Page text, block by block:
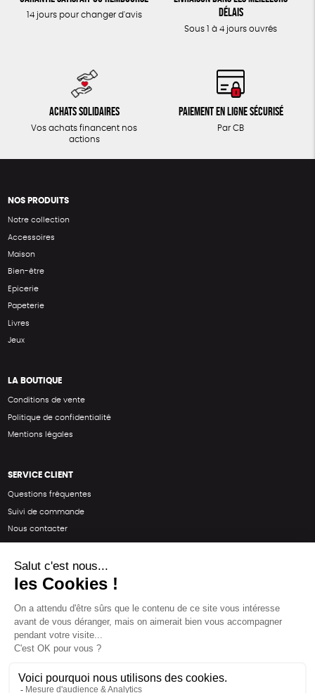
14 jours pour changer d'avis
délais
Sous 1 à 4 jours ouvrés
Achats solidaires
Vos achats financent nos
actions
Paiement en ligne sécurisé
Par CB
NOS PRODUITS
Notre collection
Accessoires
Maison
Bien-être
Epicerie
Papeterie
Livres
Jeux
LA BOUTIQUE
Conditions de vente
Politique de confidentialité
Mentions légales
SERVICE CLIENT
Questions fréquentes
Suivi de commande
Nous contacter
SUIVEZ-NOUS